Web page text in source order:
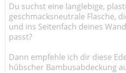
Du suchst eine langlebige,
geschmacksneutrale Flasche,
und ins Seitenfach deines
passt?
Dann empfehle ich dir diese
hübscher Bambusabdeckung